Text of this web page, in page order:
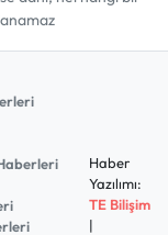
Haber
Yazılımı:
TE Bilişim
|